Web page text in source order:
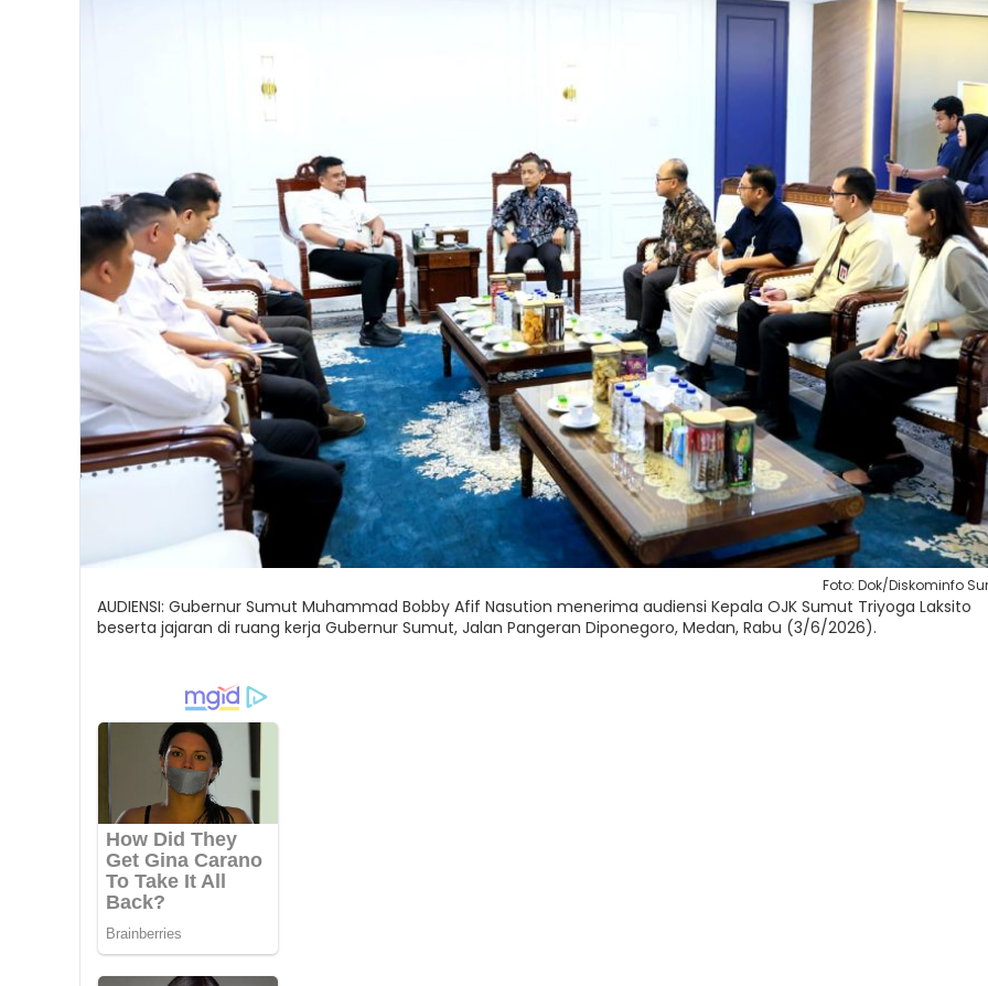
Foto: Dok/Diskominfo
AUDIENSI: Gubernur Sumut Muhammad Bobby Afif Nasution menerima audiensi Kepala OJK Sumut Triyoga Laksito
beserta jajaran di ruang kerja Gubernur Sumut, Jalan Pangeran Diponegoro, Medan, Rabu (3/6/2026).